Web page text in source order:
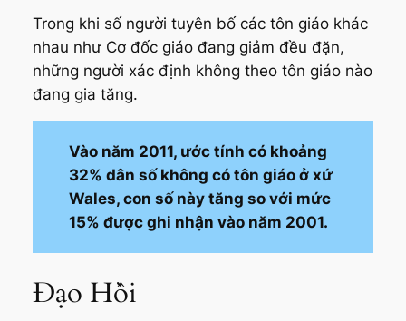
Trong khi số người tuyên bố các tôn giáo khác
nhau như Cơ đốc giáo đang giảm đều đặn,
những người xác định không theo tôn giáo nào
đang gia tăng.
Vào năm 2011, ước tính có khoảng
32% dân số không có tôn giáo ở xứ
Wales, con số này tăng so với mức
15% được ghi nhận vào năm 2001.
Đạo Hồi